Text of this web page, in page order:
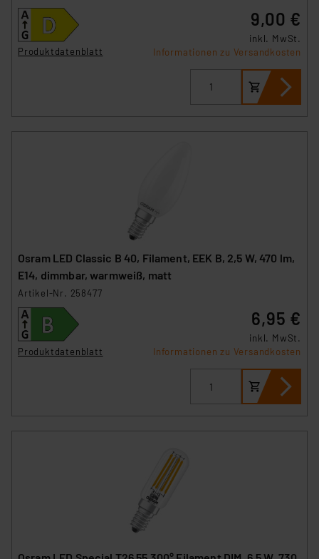
Produktdatenblatt
9,00 €
inkl. MwSt.
Informationen zu Versandkosten
Osram LED Classic B 40, Filament, EEK B, 2,5 W, 470 lm,
E14, dimmbar, warmweiß, matt
Artikel-Nr. 258477
Produktdatenblatt
6,95 €
inkl. MwSt.
Informationen zu Versandkosten